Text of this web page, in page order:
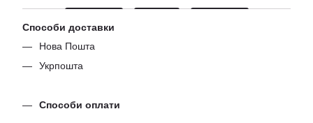
Способи доставки
Нова Пошта
Укрпошта
Способи оплати